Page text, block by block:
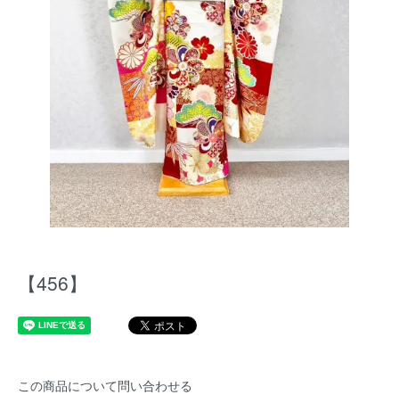
【456】
この商品について問い合わせる